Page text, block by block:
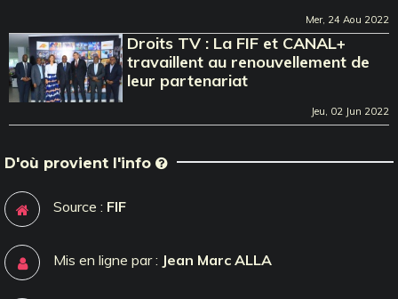
Mer, 24 Aou 2022
Droits TV : La FIF et CANAL+
travaillent au renouvellement de
leur partenariat
Jeu, 02 Jun 2022
D'où provient l'info
Source : FIF
Mis en ligne par : Jean Marc ALLA